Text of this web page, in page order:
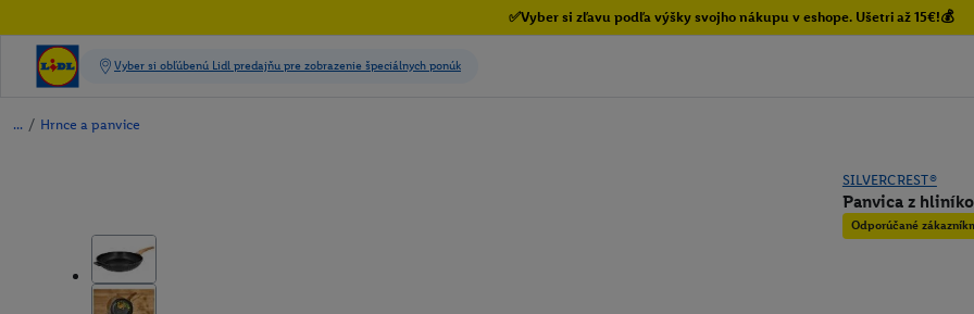
✅Vyber si zľavu podľa výšky svojho nákupu v eshope. Ušetri až 15€!💰
/ Hrnce a panvice
SILVERCREST®
Panvica z
Odporúčané